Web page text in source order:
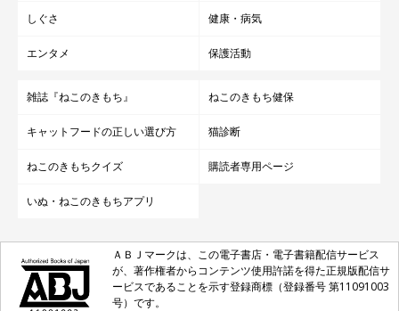
か不安もありますが、あんこなら大丈夫じゃないかなと思ってい
写真提供・取材協力／Twitter（ @MikaMaumau さん）
ます。
取材・文／雨宮カイ
しぐさ 健康・病気
エンタメ 保護活動
雑誌『ねこのきもち』 ねこのきもち健保
キャットフードの正しい選び方 猫診断
ねこのきもちクイズ 購読者専用ページ
いぬ・ねこのきもちアプリ
ＡＢＪマークは、この電子書店・電子書籍配信サービス
が、著作権者からコンテンツ使用許諾を得た正規版配信サ
ービスであることを示す登録商標（登録番号 第11091003
号）です。